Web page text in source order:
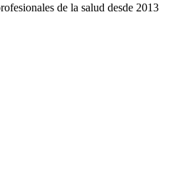
de la salud desde 2013